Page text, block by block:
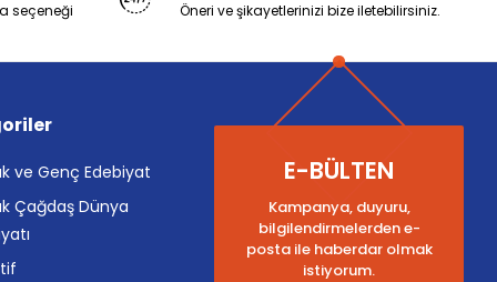
seçeneği Öneri ve şikayetlerinizi bize iletebilirsiniz.
ve Genç Edebiyat
Çağdaş Dünya
E-BÜLTEN
Kampanya, duyuru,
bilgilendirmelerden e-
posta ile haberdar olmak
istiyorum.